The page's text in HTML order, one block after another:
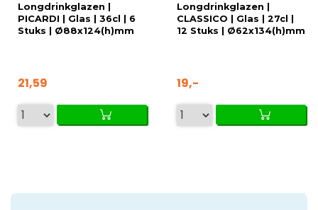
Longdrinkglazen |
PICARDI | Glas | 36cl | 6
Stuks | Ø88x124(h)mm
21,59
Longdrinkglazen |
CLASSICO | Glas | 27cl |
12 Stuks | Ø62x134(h)mm
19,-